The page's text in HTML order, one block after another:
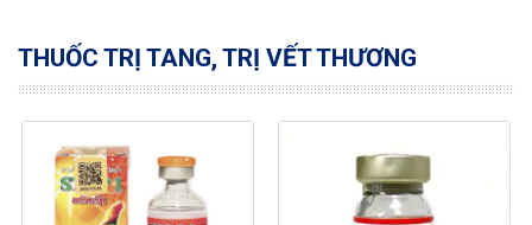
THUỐC TRỊ TANG, TRỊ VẾT THƯƠNG